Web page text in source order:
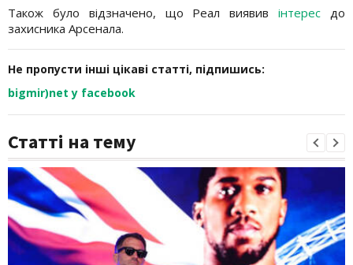
Також було відзначено, що Реал виявивінтерес до
захисника Арсенала.
Не пропусти інші цікаві статті, підпишись:
bigmir)net у facebook
Статті на тему